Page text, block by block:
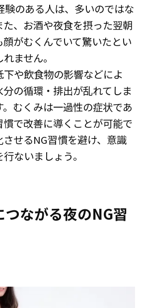
のある人は、多いのではな
た、お酒や夜食を摂った翌朝
がむくんでいて驚いたとい
ません。
下や飲食物の影響などによ
分の循環・排出が乱れてしま
むくみは一過性の症状であ
慣で改善に導くことが可能で
せるNG習慣を避け、意識
ないましょう。
ながる夜のNG習